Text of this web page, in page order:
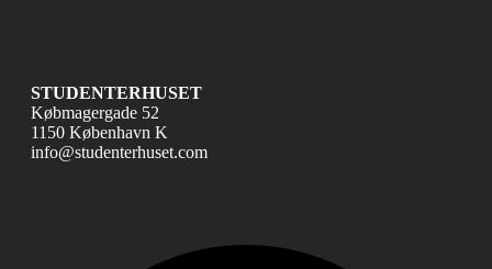
STUDENTERHUSET
Købmagergade 52
1150 København K
info@studenterhuset.com